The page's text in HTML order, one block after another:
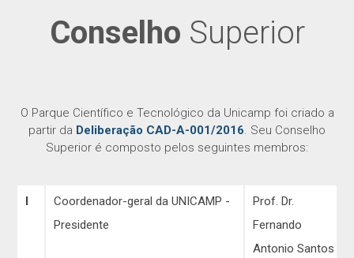
Conselho Superior
O Parque Científico e Tecnológico da Unicamp foi criado a
partir da Deliberação CAD-A-001/2016. Seu Conselho
Superior é composto pelos seguintes membros:
I
Coordenador-geral da UNICAMP -
Presidente
Prof. Dr.
Fernando
Antonio Santos